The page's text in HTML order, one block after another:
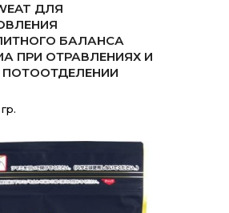
ДЛЯ
БАЛАНСА
ПРИ ОТРАВЛЕНИЯХ И